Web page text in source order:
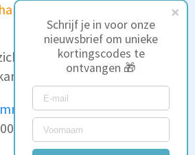
juist is
zeer te spreken over
Emma en Hypnia.
Hybrid II Adjustable
dagen zonder risico
Schrijf je in voor onze
nieuwsbrief om unieke
kortingscodes te
ontvangen 🎁